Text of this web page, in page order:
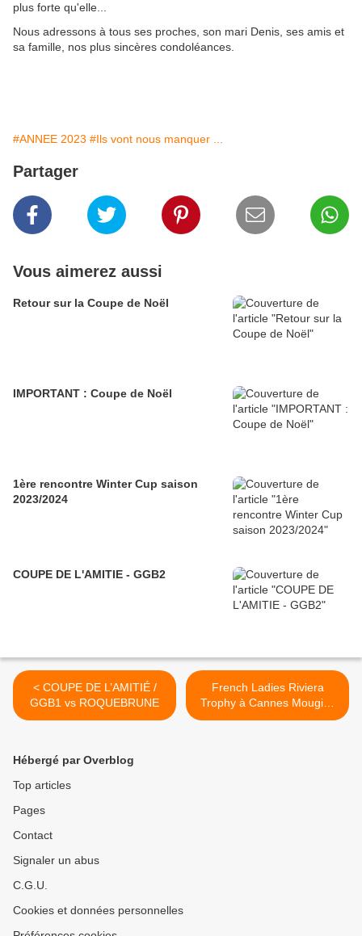
plus forte qu'elle...
Nous adressons à tous ses proches, son mari Denis, ses amis et
sa famille, nos plus sincères condoléances.
#ANNEE 2023 #Ils vont nous manquer ...
Partager
Vous aimerez aussi
Retour sur la Coupe de Noël
IMPORTANT : Coupe de Noël
1ère rencontre Winter Cup saison
2023/2024
COUPE DE L'AMITIE - GGB2
< COUPE DE L’AMITIÉ /
GGB1 vs ROQUEBRUNE
French Ladies Riviera
Trophy à Cannes Mougins
>
Hébergé par Overblog
Top articles
Pages
Contact
Signaler un abus
C.G.U.
Cookies et données personnelles